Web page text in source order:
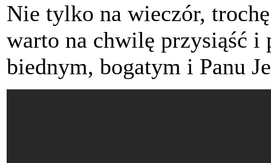
Nie tylko na wieczór,
warto na chwilę przysiąść i
biednym, bogatym i Panu